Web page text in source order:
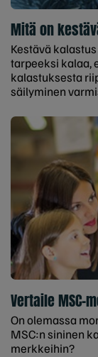
Mitä on
Kestävä
tarpeeksi kalaa,
kalastuksesta
säilyminen
Vertaile MSC-
On olemassa
MSC:n sininen
merkkeihin?